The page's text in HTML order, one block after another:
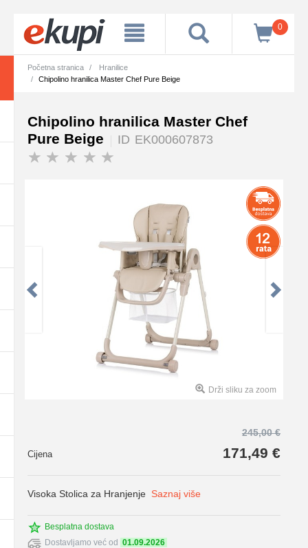
0
Početna stranica
Hranilice
Chipolino hranilica Master Chef Pure Beige
Chipolino hranilica Master Chef
Pure Beige
ID EK000607873
Drži sliku za zoom
245,00 €
Cijena 171,49 €
Visoka Stolica za Hranjenje Saznaj više
Besplatna dostava
Dostavljamo već od 01.09.2026